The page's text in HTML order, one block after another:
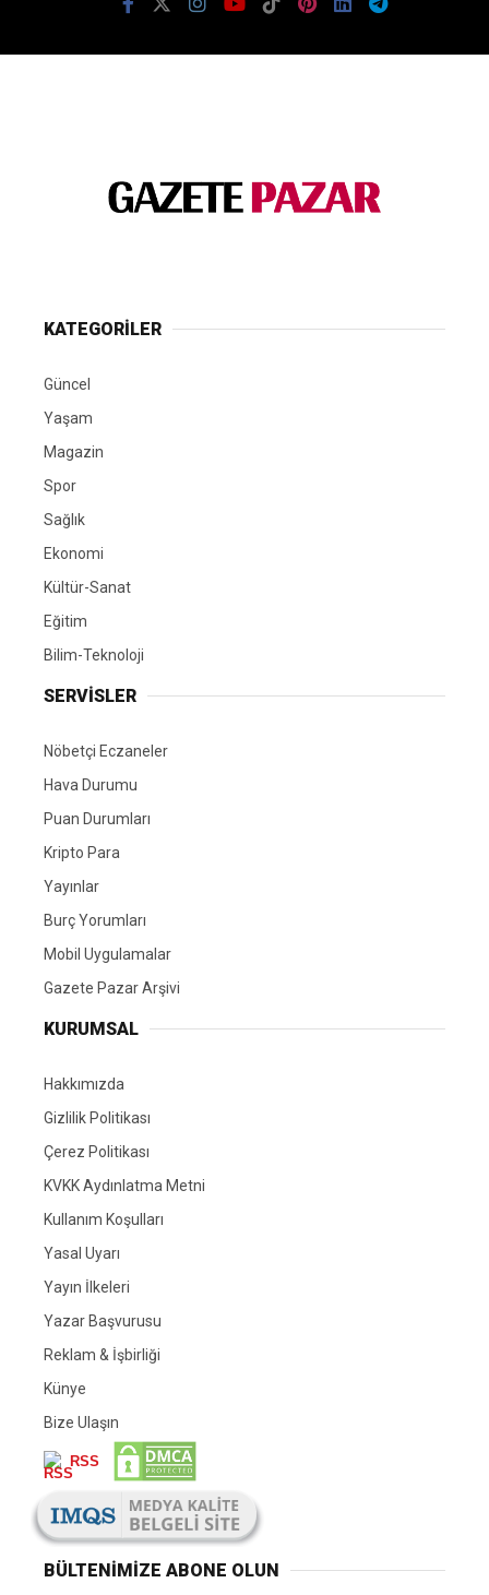
KATEGORİLER
Güncel
Yaşam
Magazin
Spor
Sağlık
Ekonomi
Kültür-Sanat
Eğitim
Bilim-Teknoloji
SERVİSLER
Nöbetçi Eczaneler
Hava Durumu
Puan Durumları
Kripto Para
Yayınlar
Burç Yorumları
Mobil Uygulamalar
Gazete Pazar Arşivi
KURUMSAL
Hakkımızda
Gizlilik Politikası
Çerez Politikası
KVKK Aydınlatma Metni
Kullanım Koşulları
Yasal Uyarı
Yayın İlkeleri
Yazar Başvurusu
Reklam & İşbirliği
Künye
Bize Ulaşın
RSS
BÜLTENIMIZE ABONE OLUN